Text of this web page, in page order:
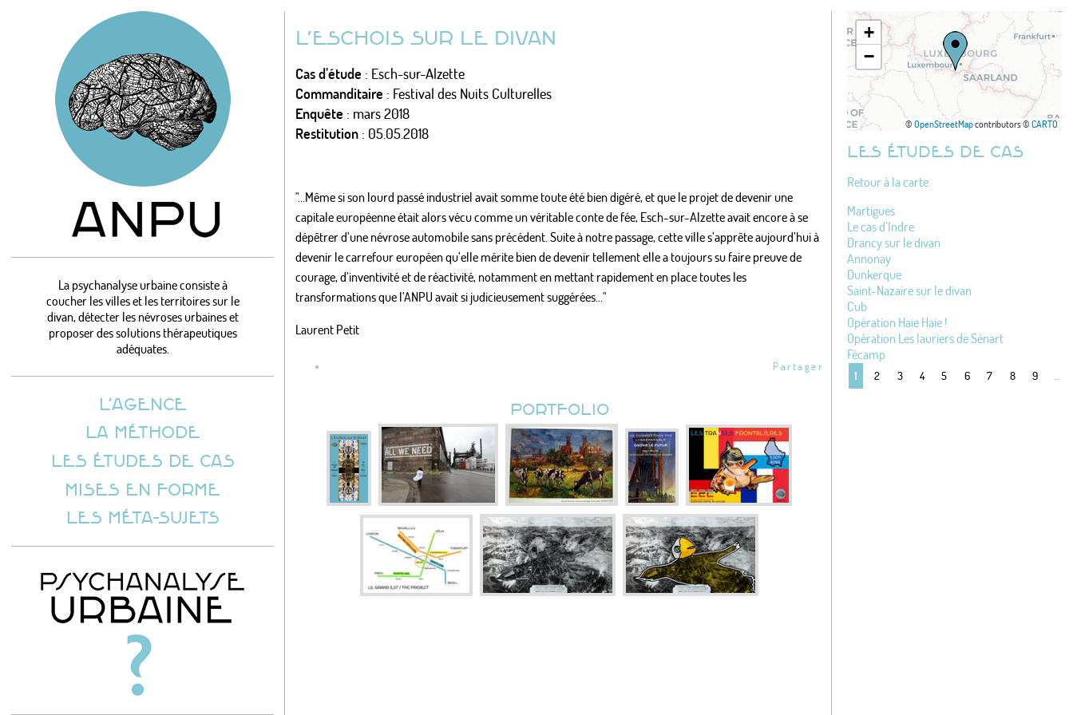
La psychanalyse urbaine consiste à
coucher les villes et les territoires sur le
divan, détecter les névroses urbaines et
proposer des solutions thérapeutiques
adéquates.
L’AGENCE
LA MÉTHODE
LES ÉTUDES DE CAS
MISES EN FORME
LES MÉTA-SUJETS
L’ESCHOIS SUR LE DIVAN
Cas d’étude : Esch-sur-Alzette
Commanditaire : Festival des Nuits Culturelles
Enquête : mars 2018
Restitution : 05.05.2018
"...Même si son lourd passé industriel avait somme toute été bien digéré, et que le projet de devenir une
capitale européenne était alors vécu comme un véritable conte de fée, Esch-sur-Alzette avait encore à se
dépêtrer d’une névrose automobile sans précédent. Suite à notre passage, cette ville s’apprête aujourd’hui à
devenir le carrefour européen qu’elle mérite bien de devenir tellement elle a toujours su faire preuve de
courage, d’inventivité et de réactivité, notamment en mettant rapidement en place toutes les
transformations que l’ANPU avait si judicieusement suggérées…"
Laurent Petit
Partager
PORTFOLIO
+
−
© OpenStreetMapcontributors © CARTO
LES ÉTUDES DE CAS
Retour à la carte
Martigues
Le cas d’Indre
Drancy sur le divan
Annonay
Dunkerque
Saint-Nazaire sur le divan
Cub
Opération Haie Haie !
Opération Les lauriers de Sénart
Fécamp
1 2 3 4 5 6 7 8 9 …